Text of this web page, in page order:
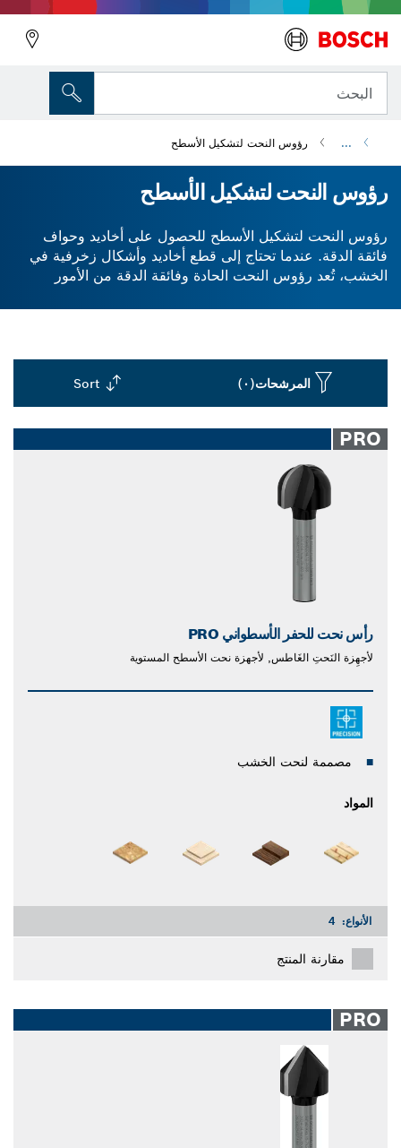
البحث
... رؤوس النحت لتشكيل الأسطح
رؤوس النحت لتشكيل الأسطح
رؤوس النحت لتشكيل الأسطح للحصول على أخاديد وحواف
فائقة الدقة. عندما تحتاج إلى قطع أخاديد وأشكال زخرفية في
الخشب، تُعد رؤوس النحت الحادة وفائقة الدقة من الأمور
متسقًا وعالي الجودة وذلك بفضل قواطع الكاربيد الخاصة بها.
المرشحات(٠) Sort
closed
PRO
رأس نحت للحفر الأسطواني PRO
لأجهِزة النَحتِ الغَاطس, لأجهزة نحت الأسطح المستوية
مصممة لنحت الخشب
المواد
الأنواع: 4
مقارنة المنتج
PRO